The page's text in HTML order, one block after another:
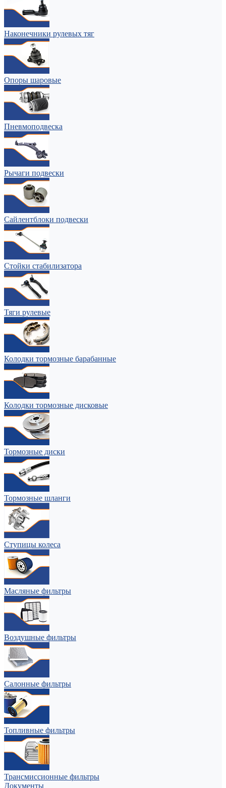
Наконечники рулевых тяг
Опоры шаровые
Пневмоподвеска
Рычаги подвески
Сайлентблоки подвески
Стойки стабилизатора
Тяги рулевые
Колодки тормозные барабанные
Колодки тормозные дисковые
Тормозные диски
Тормозные шланги
Ступицы колеса
Масляные фильтры
Воздушные фильтры
Салонные фильтры
Топливные фильтры
Трансмиссионные фильтры
Документы